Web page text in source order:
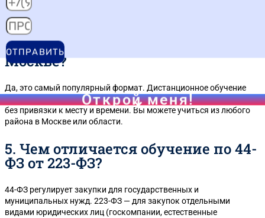
документа дают право работать в сфере закупок.
4. Можно ли обучиться
дистанционно и работать в в
Москве?
Да, это самый популярный формат. Дистанционное обучение
позволяет получить те же знания и документы, что и очное, но
без привязки к месту и времени. Вы можете учиться из любого
района в Москве или области.
5. Чем отличается обучение по 44-
ФЗ от 223-ФЗ?
44-ФЗ регулирует закупки для государственных и
муниципальных нужд. 223-ФЗ — для закупок отдельными
видами юридических лиц (госкомпании, естественные
ОТПРАВИТЬ
Открой меня!